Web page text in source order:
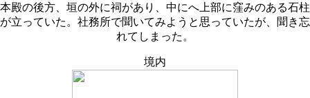
本殿の後方、垣の外に祠があり、中にへ上部に窪みのある石柱
が立っていた。社務所で聞いてみようと思っていたが、聞き忘
れてしまった。
境内